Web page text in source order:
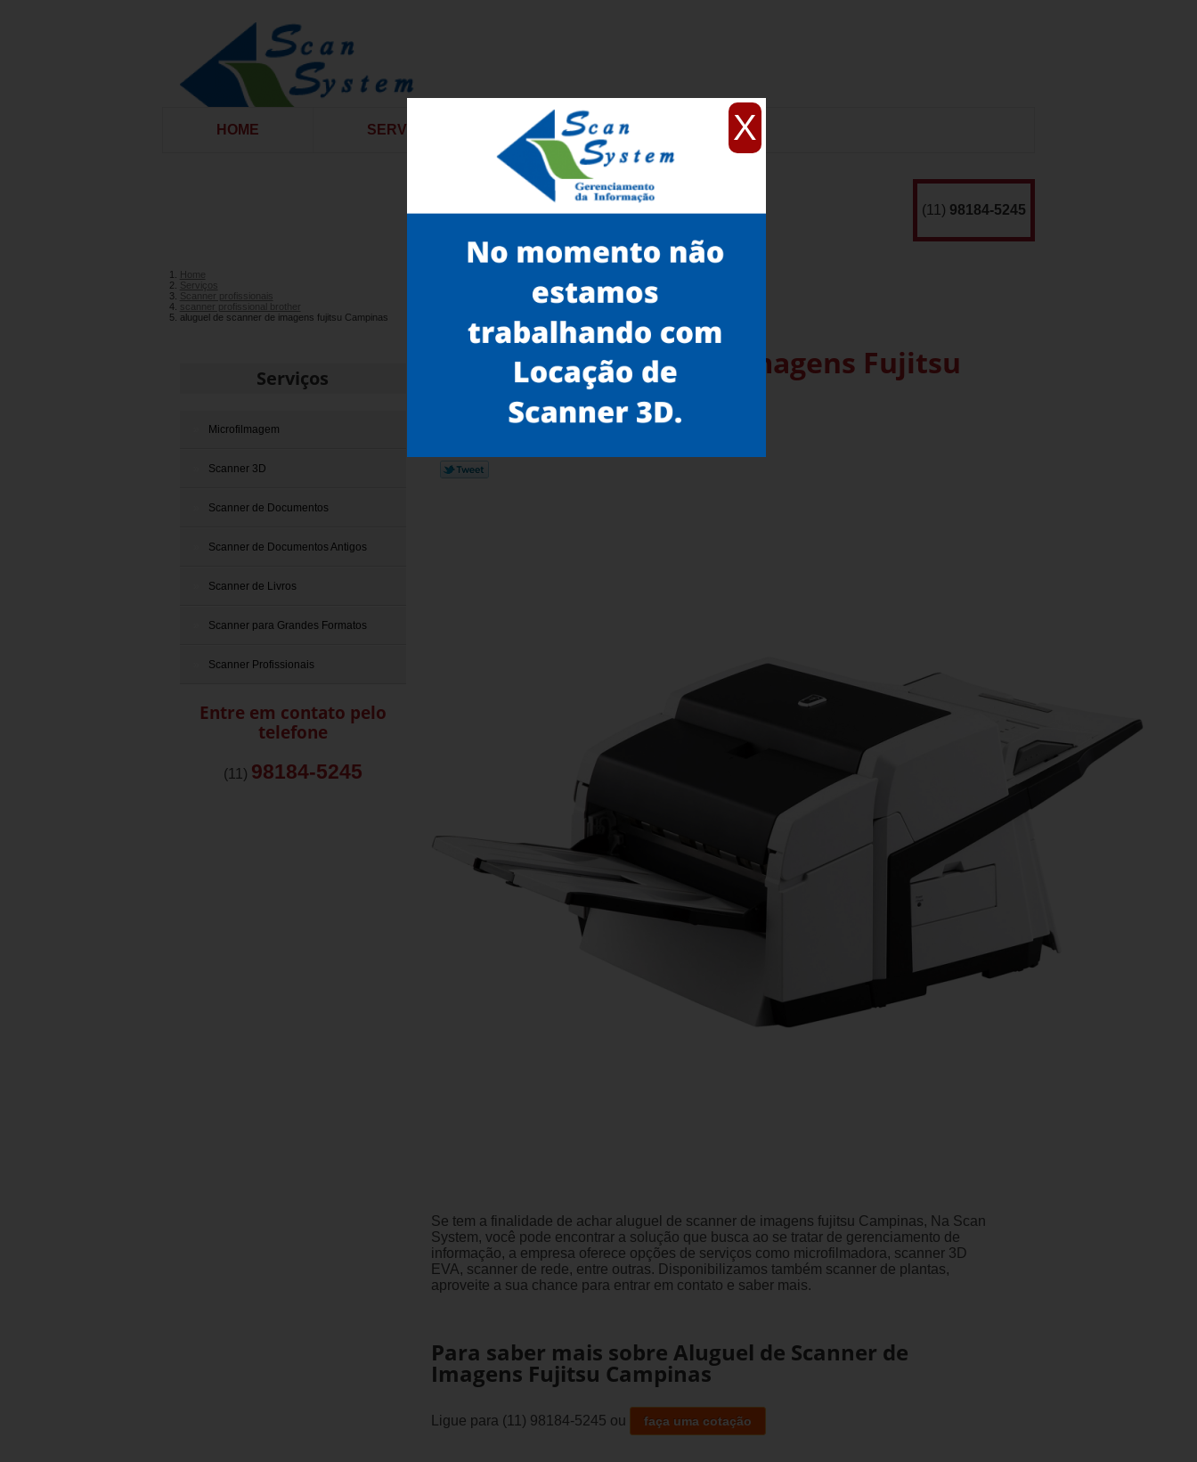
X
HOME SERVIÇOS CONTATO
(11) 98184-5245
Home
Serviços
Scanner profissionais
scanner profissional brother
aluguel de scanner de imagens fujitsu Campinas
Serviços
Microfilmagem
Scanner 3D
Scanner de Documentos
Scanner de Documentos Antigos
Scanner de Livros
Scanner para Grandes Formatos
Scanner Profissionais
Entre em contato pelo
telefone
(11) 98184-5245
Aluguel de Scanner de Imagens Fujitsu
Campinas
Se tem a finalidade de achar aluguel de scanner de imagens fujitsu Campinas, Na Scan
System, você pode encontrar a solução que busca ao se tratar de gerenciamento de
informação, a empresa oferece opções de serviços como microfilmadora, scanner 3D
EVA, scanner de rede, entre outras. Disponibilizamos também scanner de plantas,
aproveite a sua chance para entrar em contato e saber mais.
Para saber mais sobre Aluguel de Scanner de
Imagens Fujitsu Campinas
Ligue para (11) 98184-5245 ou faça uma cotação